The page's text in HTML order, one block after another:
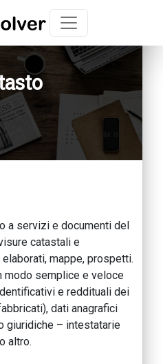
a servizi e documenti del
catastali e
mappe, prospetti.
modo semplice e veloce
e reddituali dei
dati anagrafici
giuridiche – intestatarie
altro.